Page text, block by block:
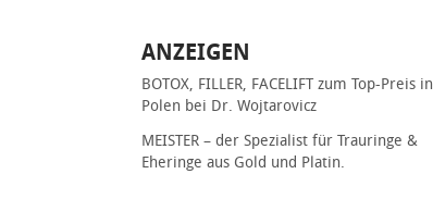
ANZEIGEN
BOTOX, FILLER, FACELIFT zum Top-Preis in
Polen bei Dr. Wojtarovicz
MEISTER – der Spezialist für Trauringe &
Eheringe aus Gold und Platin.